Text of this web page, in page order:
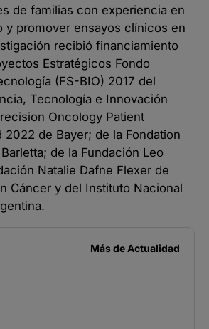
de familias con experiencia en
y promover ensayos clínicos en
recibió financiamiento
Estratégicos Fondo
(FS-BIO) 2017 del
Tecnología e Innovación
Oncology Patient
2022 de Bayer; de la Fondation
de la Fundación Leo
Natalie Dafne Flexer de
Cáncer y del Instituto Nacional
Más de Actualidad